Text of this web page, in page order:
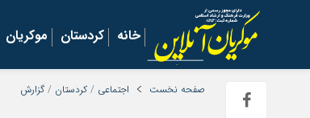
خانه کردستان موکریان
صفحه نخست اجتماعی / کردستان / گزارش